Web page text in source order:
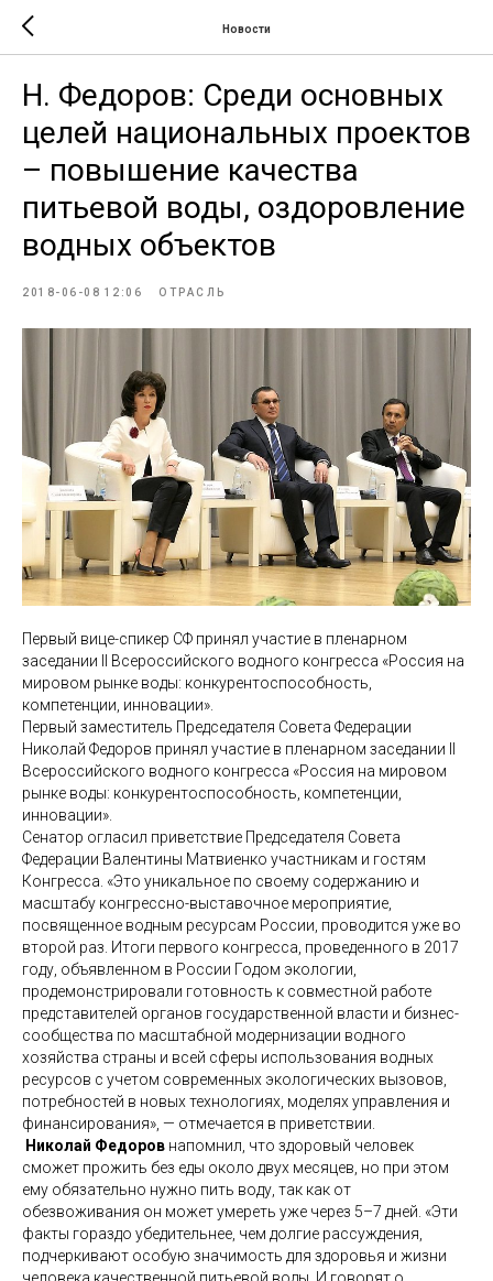
Новости
Н. Федоров: Среди основных
целей национальных проектов
– повышение качества
питьевой воды, оздоровление
водных объектов
2018-06-08 12:06 ОТРАСЛЬ
Первый вице-спикер СФ принял участие в пленарном
заседании II Всероссийского водного конгресса «Россия на
мировом рынке воды: конкурентоспособность,
компетенции, инновации».
Первый заместитель Председателя Совета Федерации
Николай Федоров принял участие в пленарном заседании II
Всероссийского водного конгресса «Россия на мировом
рынке воды: конкурентоспособность, компетенции,
инновации».
Сенатор огласил приветствие Председателя Совета
Федерации Валентины Матвиенко участникам и гостям
Конгресса. «Это уникальное по своему содержанию и
масштабу конгрессно-выставочное мероприятие,
посвященное водным ресурсам России, проводится уже во
второй раз. Итоги первого конгресса, проведенного в 2017
году, объявленном в России Годом экологии,
продемонстрировали готовность к совместной работе
представителей органов государственной власти и бизнес-
сообщества по масштабной модернизации водного
хозяйства страны и всей сферы использования водных
ресурсов с учетом современных экологических вызовов,
потребностей в новых технологиях, моделях управления и
финансирования», — отмечается в приветствии.
Николай Федоров напомнил, что здоровый человек
сможет прожить без еды около двух месяцев, но при этом
ему обязательно нужно пить воду, так как от
обезвоживания он может умереть уже через 5–7 дней. «Эти
факты гораздо убедительнее, чем долгие рассуждения,
подчеркивают особую значимость для здоровья и жизни